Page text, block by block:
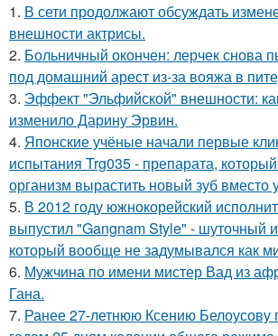
1. В сети продолжают обсуждать
внешности актрисы.
2. Больничный окончен: лерчек снова
под домашний арест из-за вояжа в
3. Эффект "Эльфийской" внешности:
изменило Дарину Эрвин.
4. Японские учёные начали первые
испытания Trg035 - препарата,
организм вырастить новый зуб вместо
5. В 2012 году южнокорейский
выпустил "Gangnam Style" - шуточный
который вообще не задумывался как
6. Мужчина по имени мистер Вад из
Гана.
7. Ранее 27-летнюю Ксению Белоусову